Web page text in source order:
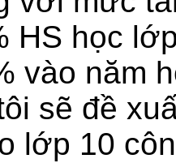
HS học
vào năm
sẽ đề
lớp 10